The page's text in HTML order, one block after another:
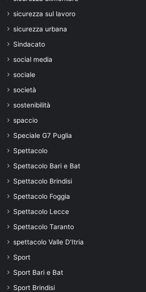
sicurezza sul lavoro
sicurezza urbana
Sindacato
social media
sociale
società
sostenibilità
spaccio
Speciale G7 Puglia
Spettacolo
Spettacolo Bari e Bat
Spettacolo Brindisi
Spettacolo Foggia
Spettacolo Lecce
Spettacolo Taranto
spettacolo Valle D'Itria
Sport
Sport Bari e Bat
Sport Brindisi